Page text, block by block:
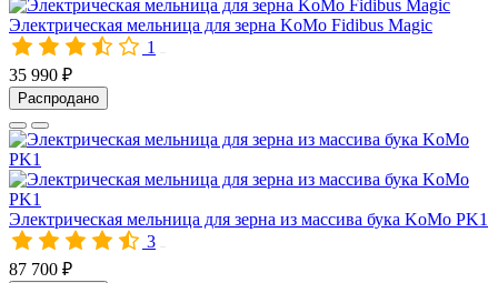
Электрическая мельница для зерна KoMo Fidibus Magic
1
35 990 ₽
Распродано
Электрическая мельница для зерна из массива бука KoMo PK1
3
87 700 ₽